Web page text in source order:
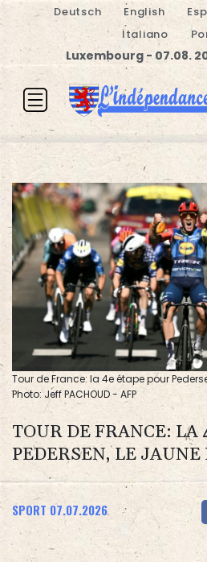
Deutsch English
Italiano
Luxembourg - 07.08.
Tour de France: la 4e étape pour
Photo: Jeff PACHOUD - AFP
TOUR DE FRANCE: LA
PEDERSEN, LE
SPORT 07.07.2026